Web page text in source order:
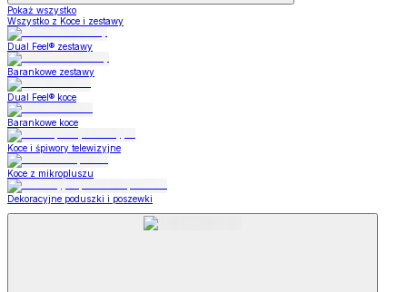
Pokaż wszystko
Wszystko z Koce i zestawy
Dual Feel® zestawy
Barankowe zestawy
Dual Feel® koce
Barankowe koce
Koce i śpiwory telewizyjne
Koce z mikropluszu
Dekoracyjne poduszki i poszewki